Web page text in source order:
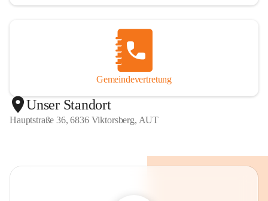
Gemeindevertretung
Unser Standort
Hauptstraße 36, 6836 Viktorsberg, AUT